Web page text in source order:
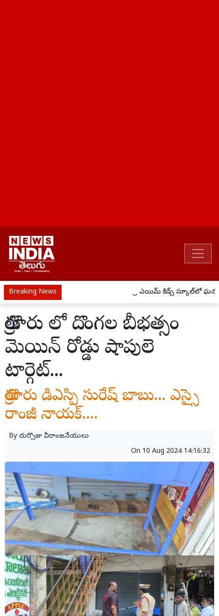
Breaking News ప్రీ ఎయిమ్ కిడ్స్ స్కూల్‌లో
తొర్రూరు లో దొంగల బీభత్సం
మెయిన్ రోడ్డు షాపులె
టార్గెట్...
తొర్రూరు డిఎస్పి సురేష్ బాబు... ఎస్సై
రాంజీ నాయక్....
By దుర్సొజు వీరాంజనేయులు
On 10 Aug 2024 14:16:32